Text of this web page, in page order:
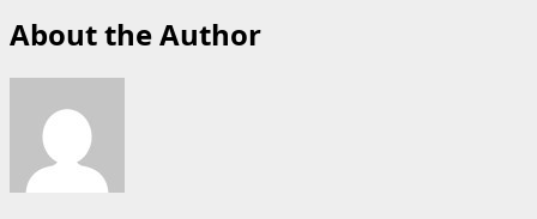
About the Author